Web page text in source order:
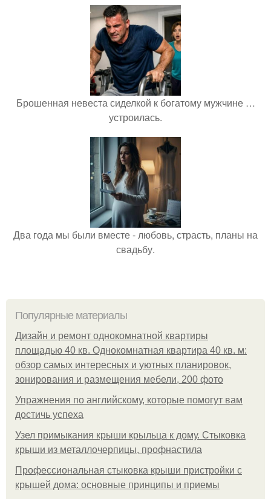
Брошенная невеста сиделкой к богатому мужчине …
устроилась.
Два года мы были вместе - любовь, страсть, планы на
свадьбу.
Популярные материалы
Дизайн и ремонт однокомнатной квартиры
площадью 40 кв. Однокомнатная квартира 40 кв. м:
обзор самых интересных и уютных планировок,
зонирования и размещения мебели, 200 фото
Упражнения по английскому, которые помогут вам
достичь успеха
Узел примыкания крыши крыльца к дому. Стыковка
крыши из металлочерпицы, профнастила
Профессиональная стыковка крыши пристройки с
крышей дома: основные принципы и приемы